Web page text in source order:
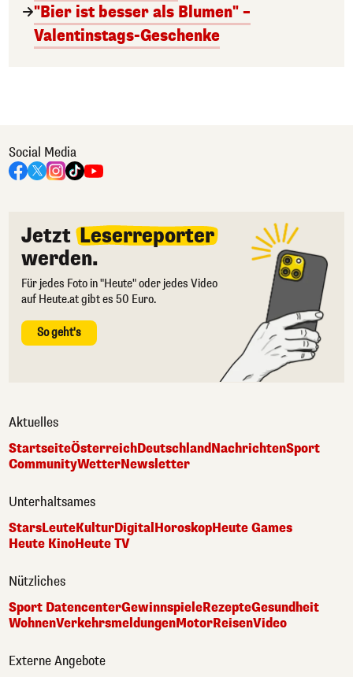
"Bier ist besser als Blumen" –
Valentinstags-Geschenke
Social Media
Jetzt Leserreporter
werden.
Für jedes Foto in "Heute" oder jedes Video
auf Heute.at gibt es 50 Euro.
So geht's
Aktuelles
StartseiteÖsterreichDeutschlandNachrichtenSport
CommunityWetterNewsletter
Unterhaltsames
StarsLeuteKulturDigital HoroskopHeute Games
Heute KinoHeute TV
Nützliches
Sport DatencenterGewinnspieleRezepteGesundheit
WohnenVerkehrsmeldungenMotorReisenVideo
Externe Angebote